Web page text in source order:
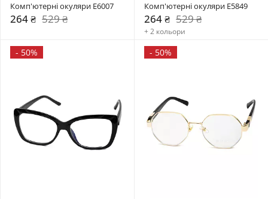
Комп'ютерні окуляри E6007
264 ₴ 529 ₴
Комп'ютерні окуляри E5849
264 ₴ 529 ₴
+ 2 кольори
- 50% - 50%